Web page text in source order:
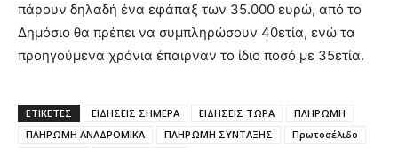
πάρουν δηλαδή ένα εφάπαξ των 35.000 ευρώ, από το
Δημόσιο θα πρέπει να συμπληρώσουν 40ετία, ενώ τα
προηγούμενα χρόνια έπαιρναν το ίδιο ποσό με 35ετία.
ΕΤΙΚΈΤΕΣ ΕΙΔΗΣΕΙΣ ΣΗΜΕΡΑ ΕΙΔΗΣΕΙΣ ΤΩΡΑ
ΠΛΗΡΩΜΗ
ΠΛΗΡΩΜΗ ΑΝΑΔΡΟΜΙΚΑ
ΠΛΗΡΩΜΗ ΣΥΝΤΑΞΗΣ
Πρωτοσέλιδο